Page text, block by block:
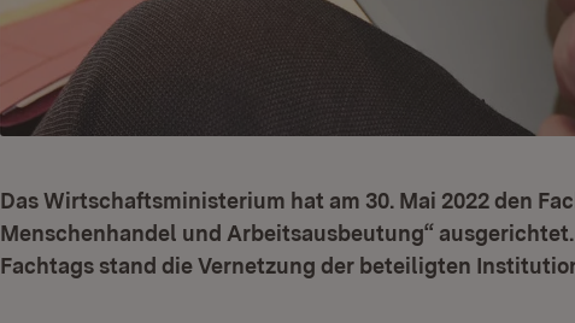
Das Wirtschaftsministerium hat am 30. Mai 2022 den
Menschenhandel und Arbeitsausbeutung“
Fachtags stand die Vernetzung der beteiligten